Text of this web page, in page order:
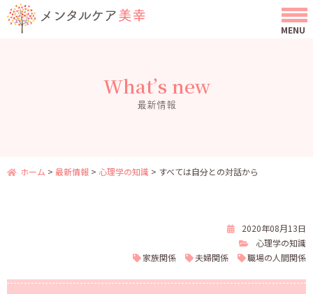
What’s new
最新情報
ホーム > 最新情報 > 心理学の知識 > すべては自分との対話から
2020年08月13日
心理学の知識
家族関係
夫婦関係 職場の人間関係